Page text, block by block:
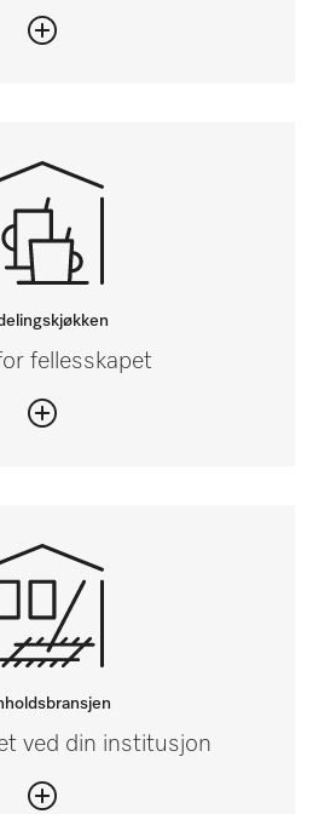
fellesskapet
ved din institusjon